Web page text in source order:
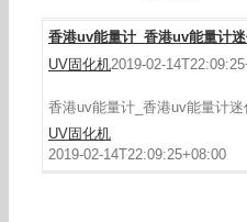
香港uv能量计_香港uv能
香港uv能量计_香港uv能量计
UV固化机2019-02-
香港uv能量计_香港uv能量计
UV固化机
2019-02-14T22:09:25+08:00